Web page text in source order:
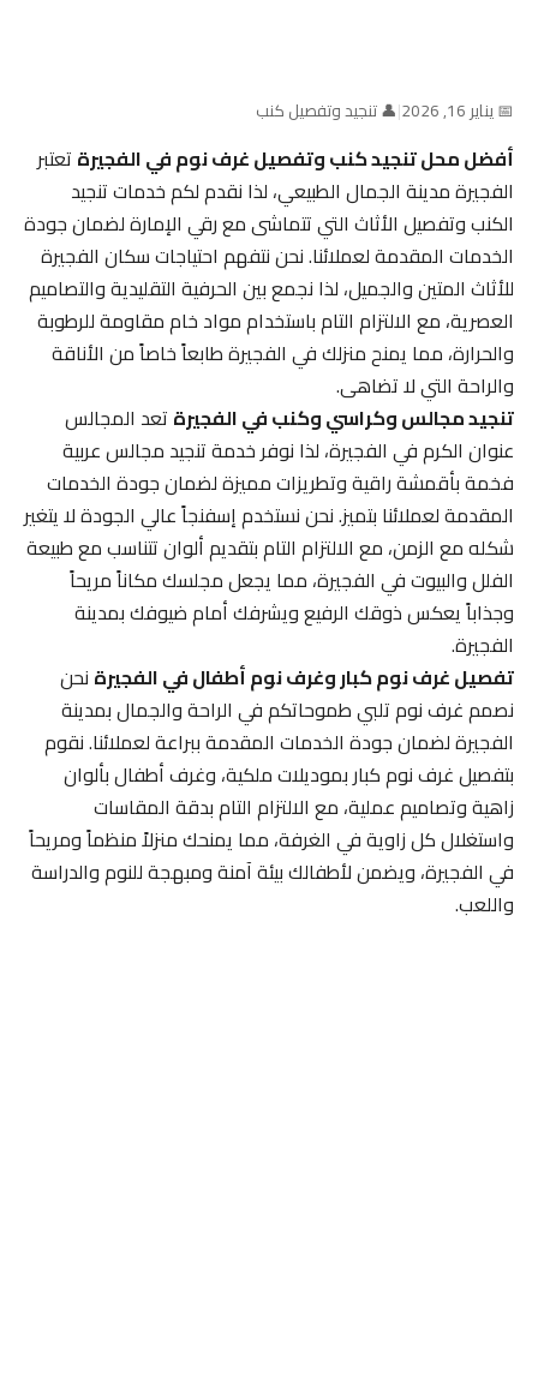
📅 يناير 16, 2026 |👤 تنجيد وتفصيل كنب
أفضل محل تنجيد كنب وتفصيل غرف نوم في الفجيرةتعتبر
الفجيرة مدينة الجمال الطبيعي، لذا نقدم لكم خدمات تنجيد
الكنب وتفصيل الأثاث التي تتماشى مع رقي الإمارة لضمان جودة
الخدمات المقدمة لعملائنا. نحن نتفهم احتياجات سكان الفجيرة
للأثاث المتين والجميل، لذا نجمع بين الحرفية التقليدية والتصاميم
العصرية، مع الالتزام التام باستخدام مواد خام مقاومة للرطوبة
والحرارة، مما يمنح منزلك في الفجيرة طابعاً خاصاً من الأناقة
والراحة التي لا تضاهى.
تنجيد مجالس وكراسي وكنب في الفجيرةتعد المجالس
عنوان الكرم في الفجيرة، لذا نوفر خدمة تنجيد مجالس عربية
فخمة بأقمشة راقية وتطريزات مميزة لضمان جودة الخدمات
المقدمة لعملائنا بتميز. نحن نستخدم إسفنجاً عالي الجودة لا يتغير
شكله مع الزمن، مع الالتزام التام بتقديم ألوان تتناسب مع طبيعة
الفلل والبيوت في الفجيرة، مما يجعل مجلسك مكاناً مريحاً
وجذاباً يعكس ذوقك الرفيع ويشرفك أمام ضيوفك بمدينة
الفجيرة.
تفصيل غرف نوم كبار وغرف نوم أطفال في الفجيرةنحن
نصمم غرف نوم تلبي طموحاتكم في الراحة والجمال بمدينة
الفجيرة لضمان جودة الخدمات المقدمة ببراعة لعملائنا. نقوم
بتفصيل غرف نوم كبار بموديلات ملكية، وغرف أطفال بألوان
زاهية وتصاميم عملية، مع الالتزام التام بدقة المقاسات
واستغلال كل زاوية في الغرفة، مما يمنحك منزلاً منظماً ومريحاً
في الفجيرة، ويضمن لأطفالك بيئة آمنة ومبهجة للنوم والدراسة
واللعب.